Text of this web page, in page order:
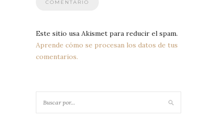
Este sitio usa Akismet para reducir el spam.
Aprende cómo se procesan los datos de tus
comentarios.